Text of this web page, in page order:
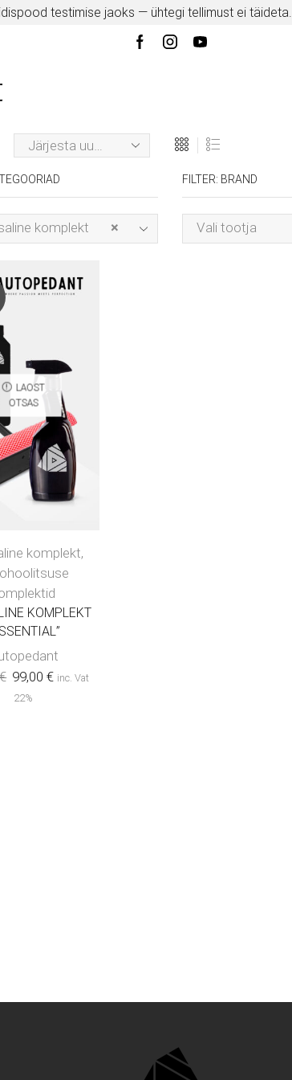
testimise jaoks — ühtegi tellimust ei täideta.
×
komplekt
FILTER: BRAND
Vali tootja
LAOST
OTSAS
komplekt,
KOMPLEKT
€ 99,00€ inc. Vat
22%